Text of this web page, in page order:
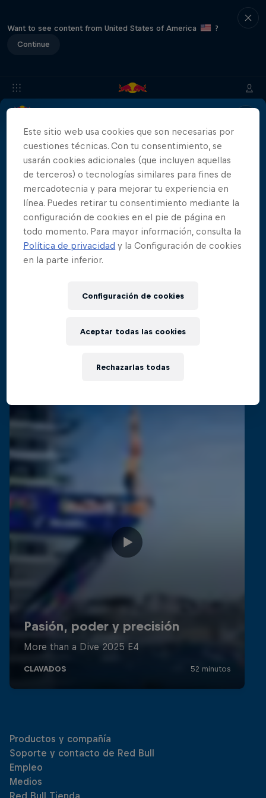
Want to see content from United States of America
?
Continue
Info Ubicación Saltadores Resultados Historia
Colaboradores
Películas y Shows
444 Days
Series
Videos relacionados
Este sitio web usa cookies que son necesarias por
cuestiones técnicas. Con tu consentimiento, se
usarán cookies adicionales (que incluyen aquellas
de terceros) o tecnologías similares para fines de
mercadotecnia y para mejorar tu experiencia en
línea. Puedes retirar tu consentimiento mediante la
configuración de cookies en el pie de página en
todo momento. Para mayor información, consulta la
Política de privacidad y la Configuración de cookies
en la parte inferior.
Configuración de cookies
Rechazarlas todas
Aceptar todas las cookies